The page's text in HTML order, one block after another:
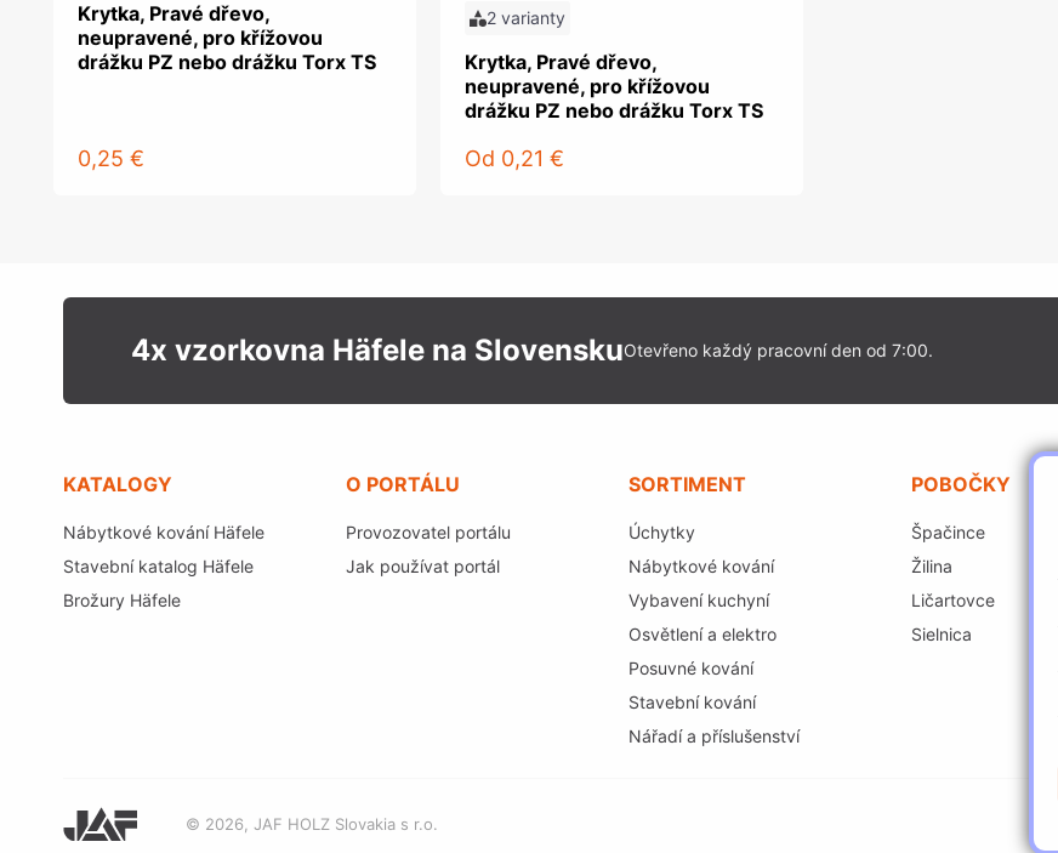
Krytka, Pravé dřevo,
neupravené, pro křížovou
drážku PZ nebo drážku Torx TS
0,25 €
2 varianty
Krytka, Pravé dřevo,
neupravené, pro křížovou
drážku PZ nebo drážku Torx TS
Od 0,21 €
4x vzorkovna Häfele na SlovenskuOtevřeno každý pracovní den od 7:00.
KATALOGY
Nábytkové kování Häfele
Stavební katalog Häfele
Brožury Häfele
O PORTÁLU
Provozovatel portálu
Jak používat portál
SORTIMENT
Úchytky
Nábytkové kování
Vybavení kuchyní
Osvětlení a elektro
Posuvné kování
Stavební kování
Nářadí a příslušenství
POBOČKY
Špačince
Žilina
Ličartovce
Sielnica
© 2026, JAF HOLZ Slovakia s r.o.